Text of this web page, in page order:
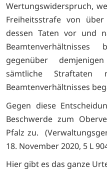
Wertungswiderspruch,
Freiheitsstrafe von
dessen Taten vor und
gegenüber
sämtliche
Beamtenverhältnisses
Gegen diese
Beschwerde zum
Pfalz zu.
18. November 2020, 5 L
Hier gibt es das ganze